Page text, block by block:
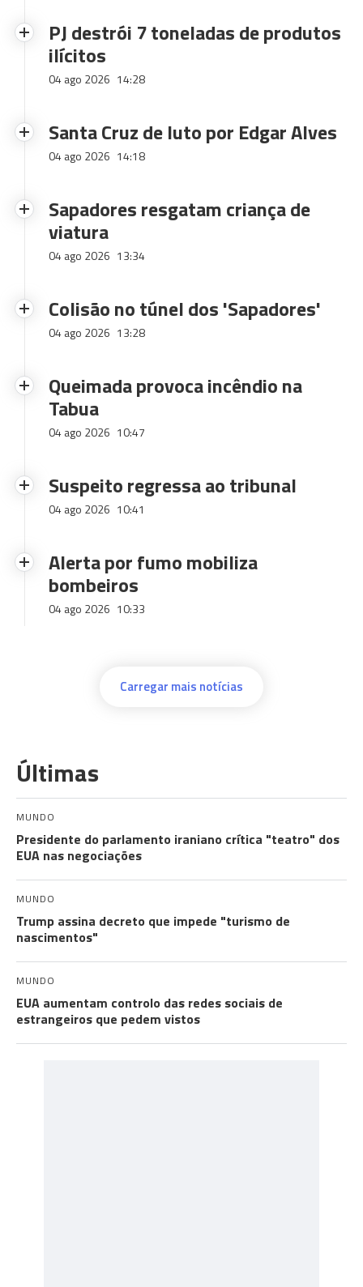
PJ destrói 7 toneladas de produtos
ilícitos
04 ago 2026 14:28
Santa Cruz de luto por Edgar Alves
04 ago 2026 14:18
Sapadores resgatam criança de
viatura
04 ago 2026 13:34
Colisão no túnel dos 'Sapadores'
04 ago 2026 13:28
Queimada provoca incêndio na
Tabua
04 ago 2026 10:47
Suspeito regressa ao tribunal
04 ago 2026 10:41
Alerta por fumo mobiliza
bombeiros
04 ago 2026 10:33
Carregar mais notícias
Últimas
MUNDO
Presidente do parlamento iraniano crítica "teatro" dos
EUA nas negociações
MUNDO
Trump assina decreto que impede "turismo de
nascimentos"
MUNDO
EUA aumentam controlo das redes sociais de
estrangeiros que pedem vistos